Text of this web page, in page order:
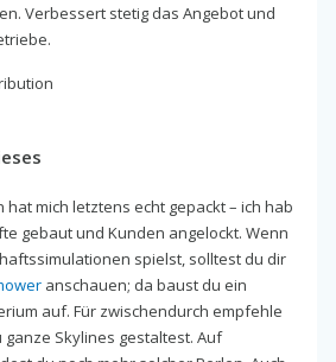
Verbessert stetig das Angebot und
hat mich letztens echt gepackt – ich hab
gebaut und Kunden angelockt. Wenn
spielst, solltest du dir
anschauen; da baust du ein
auf. Für zwischendurch empfehle
ganze Skylines gestaltest. Auf